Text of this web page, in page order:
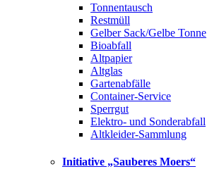
Tonnentausch
Restmüll
Gelber Sack/Gelbe Tonne
Bioabfall
Altpapier
Altglas
Gartenabfälle
Container-Service
Sperrgut
Elektro- und Sonderabfall
Altkleider-Sammlung
Initiative „Sauberes Moers“